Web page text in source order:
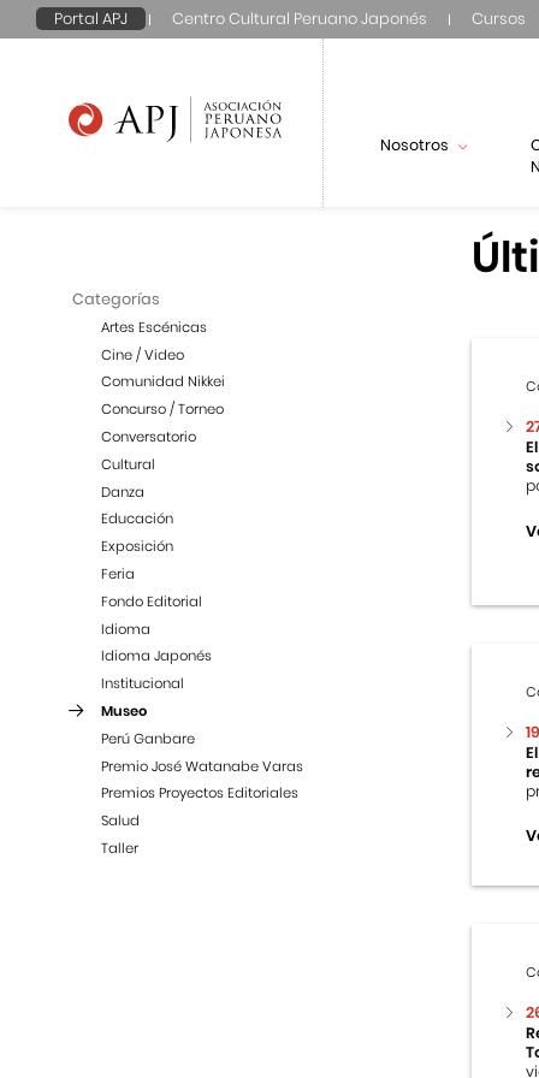
Portal APJ Centro Cultural Peruano Japonés Cursos
Nosotros
Categorías
Artes Escénicas
Cine / Video
Comunidad Nikkei
Concurso / Torneo
Conversatorio
Cultural
Danza
Educación
Exposición
Feria
Fondo Editorial
Idioma
Idioma Japonés
Institucional
Museo
Perú Ganbare
Premio José Watanabe Varas
Premios Proyectos Editoriales
Salud
Taller